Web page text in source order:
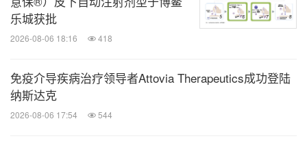
在中国416例转移性结直肠癌患者中开展的呋喹替尼
FRESCO 关键性III期注册研究
的研究成果已于
（clinicaltrials.gov注册号：NCT02314819）。该研
究表明，呋喹替尼在中国的三线转移性结直肠癌患者
中展现了具有统计学意义和临床意义的显著改善。接
乐城获批
2026-08-06 18:16 418
免疫介导疾病治疗领导者Attovia Therapeutics成功登陆
纳斯达克
2026-08-06 17:54 544